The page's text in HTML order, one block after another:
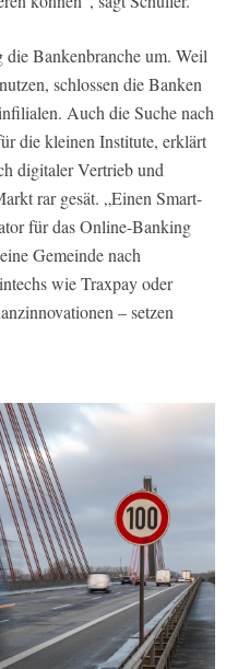
Bankenbranche um. Weil
schlossen die Banken
Auch die Suche nach
die kleinen Institute, erklärt
digitaler Vertrieb und
rar gesät. „Einen Smart-
für das Online-Banking
Gemeinde nach
wie Traxpay oder
– setzen